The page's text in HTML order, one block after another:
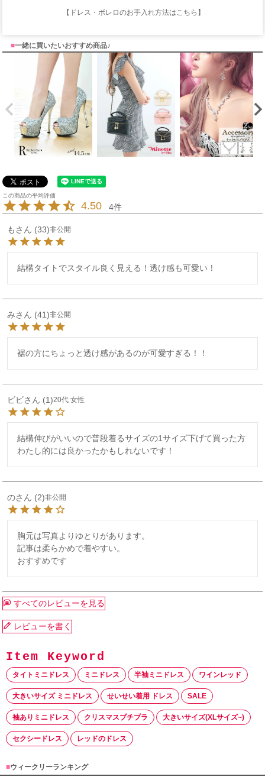
【ドレス・ボレロのお手入れ方法はこちら】
■一緒に買いたいおすすめ商品♪
4.50 4
も 33 非公開
結構タイトでスタイル良く見える！透け感も可愛い！
み 41 非公開
裾の方にちょっと透け感があるのが可愛すぎる！！
ビビ 1 20代 女性
結構伸びがいいので普段着るサイズの1サイズ下げて買った方
わたし的には良かったかもしれないです！
の 2 非公開
胸元は写真よりゆとりがあります。
記事は柔らかめで着やすい。
おすすめです
すべてのレビューを見る
レビューを書く
タイトミニドレス ミニドレス 半袖ミニドレス ワインレッド
大きいサイズ ミニドレス せいせい着用 ドレス SALE
袖ありミニドレス クリスマスプチプラ 大きいサイズ(XLサイズ~)
セクシードレス レッドのドレス
■ウィークリーランキング